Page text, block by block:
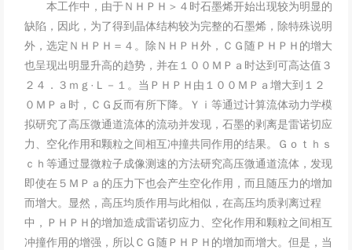
本工作中，由于ＮＨＰＨ＞４时石墨烯开始出现较为明显的
缺陷，因此，为了得到晶体结构较为完整的石墨烯，除特殊说明
外，选定ＮＨＰＨ＝４。除ＮＨＰＨ外，ＣＧ随ＰＨＰＨ的增大
也呈现出明显升高的趋势，并在１００ＭＰａ时达到可高达值３
２４．３ｍｇ·Ｌ－１。当ＰＨＰＨ由１００ＭＰａ增大到１２
０ＭＰａ时，ＣＧ反而有所下降。Ｙｉ等通过计算流体动力学模
拟研究了高压微通道流体的流动并发现，石墨的剥离是雷诺切应
力、空化作用和颗粒之间相互冲撞共同作用的结果。Ｇｏｔｈｓ
ｃｈ等通过显微粒子成像测速的方法研究高压微通道流体，发现
即使在５ＭＰａ的压力下也会产生空化作用，而且随压力的增加
而增大。显然，高压均质作用与此相似，在高压均质剥离过程
中，ＰＨＰＨ的增加造成雷诺切应力、空化作用和颗粒之间相互
冲撞作用的增强，所以ＣＧ随ＰＨＰＨ的增加而增大。但是，当